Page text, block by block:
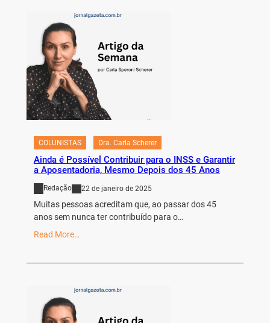
COLUNISTAS Dra. Carla Scherer
Ainda é Possível Contribuir para o INSS e Garantir
a Aposentadoria, Mesmo Depois dos 45 Anos
Redação 22 de janeiro de 2025
Muitas pessoas acreditam que, ao passar dos 45
anos sem nunca ter contribuído para o…
Read More…